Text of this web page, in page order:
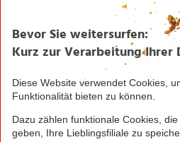
Seite drucken
Greifen Sie schnell zu! Alle
Irrtümer durch Schreib-,
Datenübertragungsfehler sind